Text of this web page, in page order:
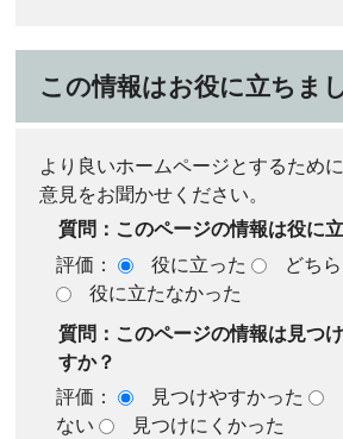
この情報はお役に立ちま
より良いホームページとするため
意見をお聞かせください。
質問：このページの情報は役に
評価：
役に立った
どち
役に立たなかった
質問：このページの情報は見つ
すか？
評価：
見つけやすかった
ない
見つけにくかった